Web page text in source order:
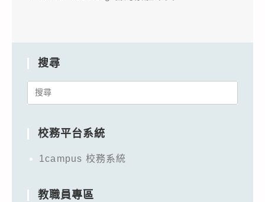
搜尋
Search
校務平台系統
1campus 校務系統
教職員專區